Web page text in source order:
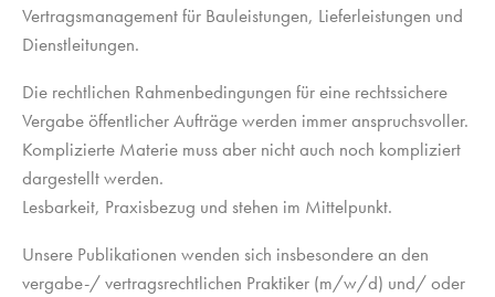
Vertragsmanagement für Bauleistungen, Lieferleistungen und
Dienstleitungen.
Die rechtlichen Rahmenbedingungen für eine rechtssichere
Vergabe öffentlicher Aufträge werden immer anspruchsvoller.
Komplizierte Materie muss aber nicht auch noch kompliziert
dargestellt werden.
Lesbarkeit, Praxisbezug und stehen im Mittelpunkt.
Unsere Publikationen wenden sich insbesondere an den
vergabe-/ vertragsrechtlichen Praktiker (m/w/d) und/ oder